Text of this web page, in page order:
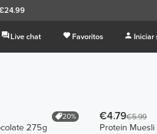
Live chat Favoritos Iniciar
20%
275g
€4.79€5.99
Protein